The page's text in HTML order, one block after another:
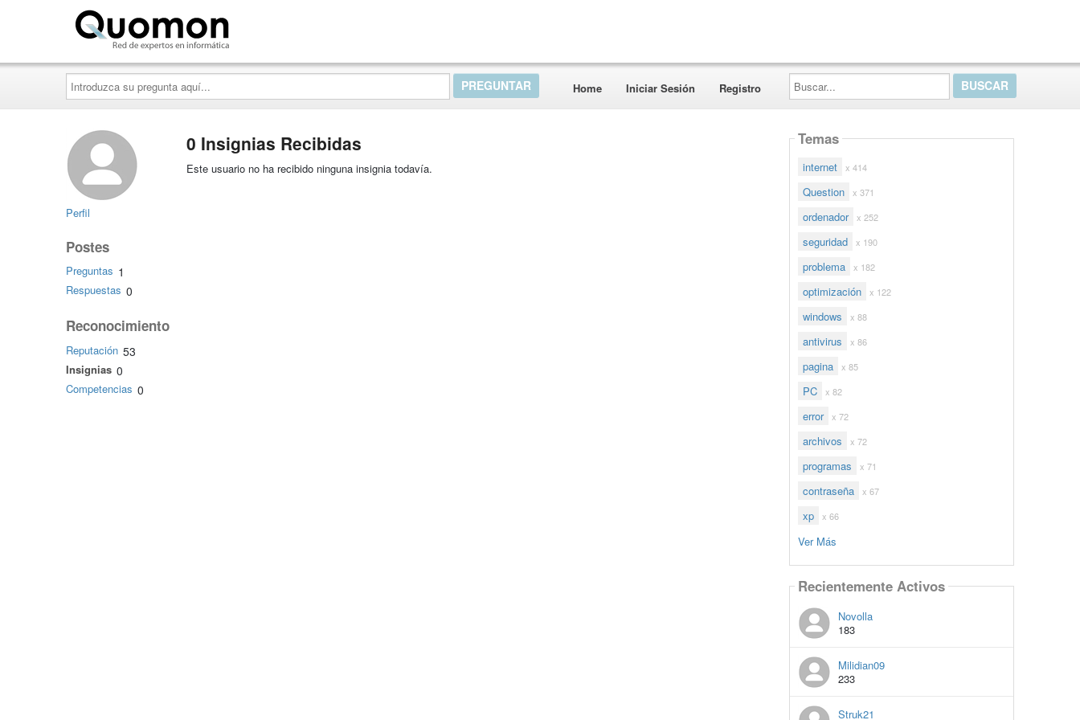
Introduzca
su
pregunta
aquí...
Home Iniciar Sesión Registro
Buscar...
Perfil
Postes
Preguntas 1
Respuestas 0
Reconocimiento
Reputación 53
Insignias 0
Competencias 0
0 Insignias Recibidas
Este usuario no ha recibido ninguna insignia todavía.
Temas
internet x 414
Question x 371
ordenador x 252
seguridad x 190
problema x 182
optimización x 122
windows x 88
antivirus x 86
pagina x 85
PC x 82
error x 72
archivos x 72
programas x 71
contraseña x 67
xp x 66
Ver Más
Recientemente Activos
Novolla
183
Milidian09
233
Struk21